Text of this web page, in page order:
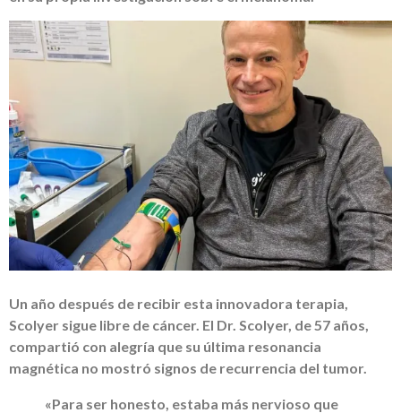
Un año después de recibir esta innovadora terapia,
Scolyer sigue libre de cáncer. El Dr. Scolyer, de 57 años,
compartió con alegría que su última resonancia
magnética no mostró signos de recurrencia del tumor.
«Para ser honesto, estaba más nervioso que